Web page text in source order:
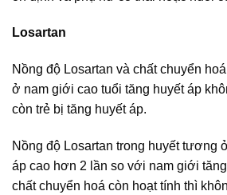
Losartan
Nồng độ Losartan và chất chuyển
ở nam giới cao tuổi tăng huyết áp
còn trẻ bị tăng huyết áp.
Nồng độ Losartan trong huyết tương
áp cao hơn 2 lần so với nam giới
chất chuyển hoá còn hoạt tính thì